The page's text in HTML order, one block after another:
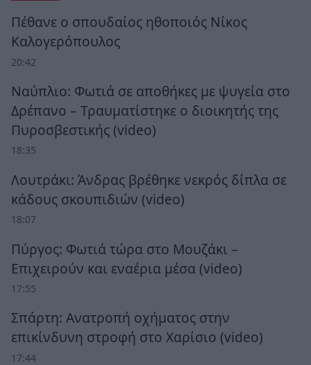
Πέθανε ο σπουδαίος ηθοποιός Νίκος
Καλογερόπουλος
20:42
Ναύπλιο: Φωτιά σε αποθήκες με ψυγεία στο
Δρέπανο – Τραυματίστηκε ο διοικητής της
Πυροσβεστικής (video)
18:35
Λουτράκι: Άνδρας βρέθηκε νεκρός δίπλα σε
κάδους σκουπιδιών (video)
18:07
Πύργος: Φωτιά τώρα στο Μουζάκι –
Επιχειρούν και εναέρια μέσα (video)
17:55
Σπάρτη: Ανατροπή οχήματος στην
επικίνδυνη στροφή στο Χαρίσιο (video)
17:44